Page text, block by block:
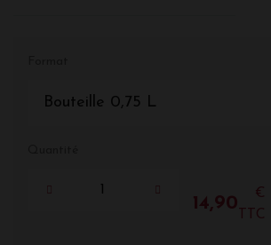
Bouteille 0,75 L
14,90
€
TTC